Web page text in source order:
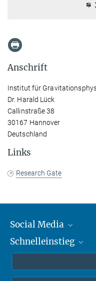
Anschrift
Institut für
Dr. Harald Lück
Callinstraße 38
30167 Hannover
Deutschland
Links
Research Gate
Social Media
Mastodon
Schnelleinstieg
Studierende